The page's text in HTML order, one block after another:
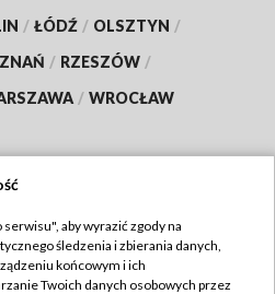
/ ŁÓDŹ / OLSZTYN /
/ RZESZÓW /
/ WROCŁAW
TVP
aby wyrazić zgody na
śledzenia i zbierania danych,
końcowym i ich
Twoich danych osobowych przez